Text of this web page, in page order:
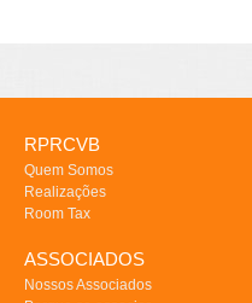
RPRCVB
Quem Somos
Realizações
Room Tax
ASSOCIADOS
Nossos Associados